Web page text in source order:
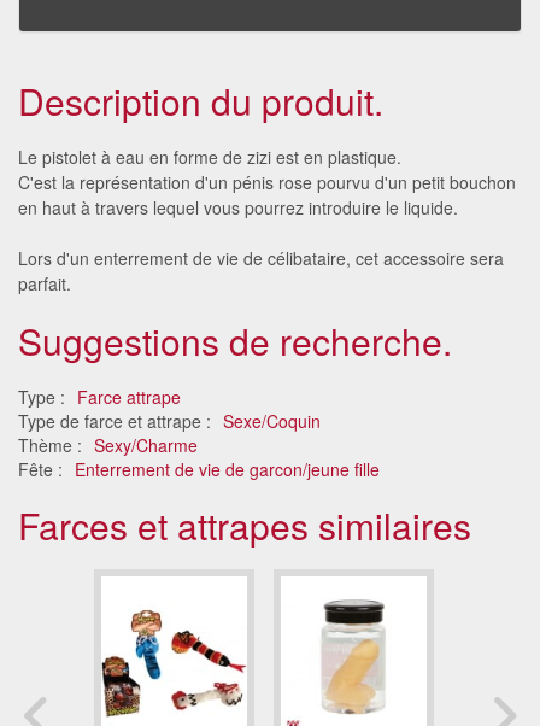
Description du produit.
Le pistolet à eau en forme de zizi est en plastique.
C'est la représentation d'un pénis rose pourvu d'un petit bouchon
en haut à travers lequel vous pourrez introduire le liquide.
Lors d'un enterrement de vie de célibataire, cet accessoire sera
parfait.
Suggestions de recherche.
Type : Farce attrape
Type de farce et attrape : Sexe/Coquin
Thème : Sexy/Charme
Fête : Enterrement de vie de garcon/jeune fille
Farces et attrapes similaires